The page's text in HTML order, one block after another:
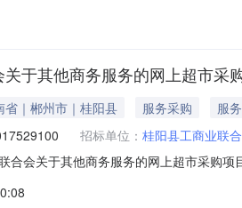
于其他商务服务的网上超市采
省｜郴州市｜桂阳县 服务采购
服务
招标单位： 桂阳县工商业联
合会关于其他商务服务的网上超市采购
:湖南省郴州市桂阳县报价起止时间:-二